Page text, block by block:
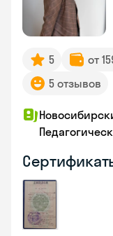
5 от
5 отзывов